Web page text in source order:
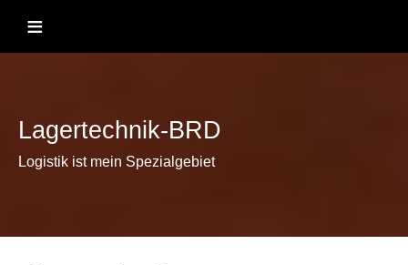
content
≡
Lagertechnik-BRD
Logistik ist mein Spezialgebiet